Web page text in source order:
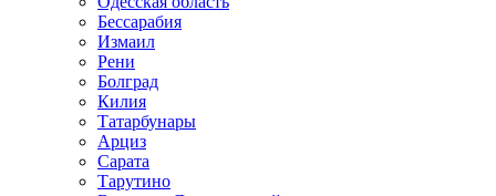
Бессарабия
Измаил
Рени
Болград
Килия
Татарбунары
Арциз
Сарата
Тарутино